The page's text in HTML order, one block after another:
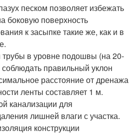
песком позволяет избежать
боковую поверхность
к засыпке такие же, как и в
трубы в уровне подошвы (на 20-
правильный уклон
расстояние от дренажа
ленты составляет 1 м.
канализации для
лишней влаги с участка.
конструкции